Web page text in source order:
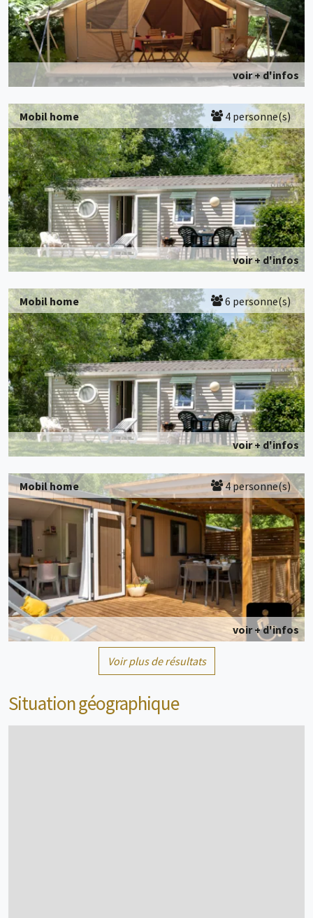
voir + d'infos
Mobil home 4 personne(s)
voir + d'infos
Mobil home 6 personne(s)
voir + d'infos
Mobil home 4 personne(s)
voir + d'infos
Voir plus de résultats
Situation géographique